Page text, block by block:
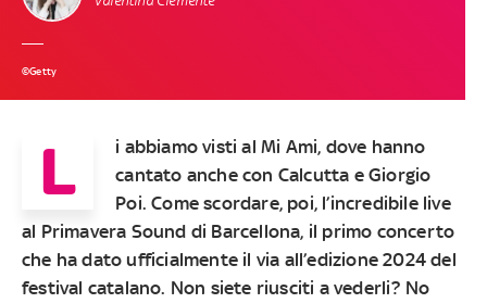
©Getty
L
i abbiamo visti al Mi Ami, dove hanno
cantato anche con Calcutta e Giorgio
Poi. Come scordare, poi, l’incredibile live
al Primavera Sound di Barcellona, il primo concerto
che ha dato ufficialmente il via all’edizione 2024 del
festival catalano. Non siete riusciti a vederli? No